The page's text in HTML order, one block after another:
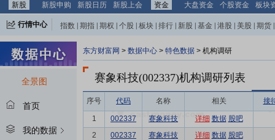
新股
新股申购 新股日历 新股上会 资金 大盘资金 个股资金 板块
行情中心 指数 期指 期权 个股 板块 排行 新股 基金 港股 美股 期货
全景图
首页
我的数据
东方财富网 > 数据中心 > 特色数据 > 机构调研
赛象科技(002337)机构调研列表
序号 代码 名称 相关 接
1 002337 赛象科技 详细 数据 股吧
2
002337 赛象科技 详细 数据 股吧